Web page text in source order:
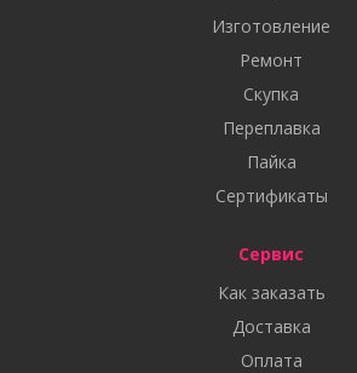
Изготовление
Ремонт
Скупка
Переплавка
Пайка
Сертификаты
Сервис
Как заказать
Доставка
Оплата